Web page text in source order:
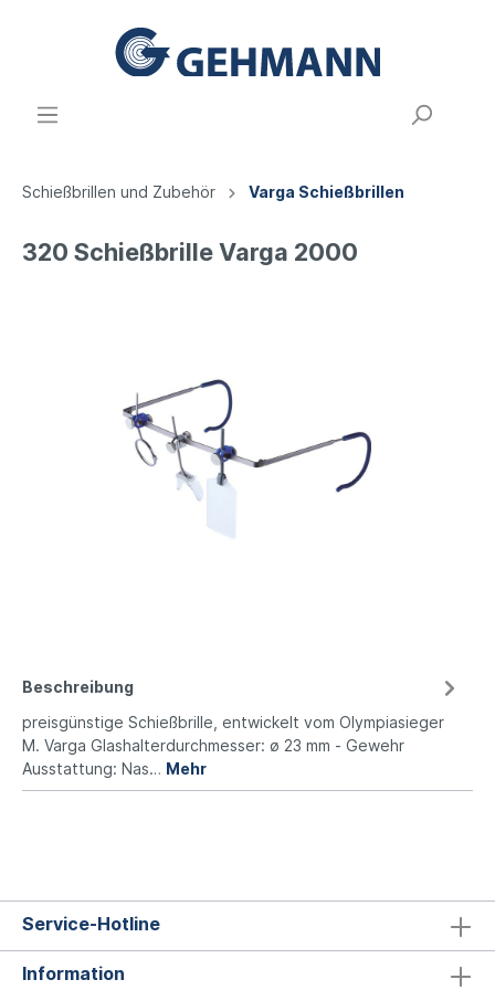
Schießbrillen und Zubehör Varga Schießbrillen
320 Schießbrille Varga 2000
Beschreibung
preisgünstige Schießbrille, entwickelt vom Olympiasieger
M. Varga Glashalterdurchmesser: ø 23 mm - Gewehr
Ausstattung: Nas… Mehr
Service-Hotline
Information